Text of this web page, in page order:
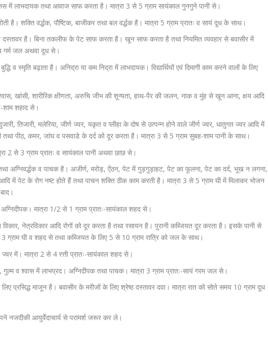
में लाभदायक तथा आवाज साफ करता है। मात्रा 3 से 5 ग्राम सायंकाल गुनगुने पानी से।
है। शक्ति वर्द्धक, पौष्टिक, बाजीकर तथा बल वर्द्धक है। मात्रा 5 ग्राम प्रातः व सायं दूध के साथ।
दस्तावर है। बिना तकलीफ के पेट साफ करता है। खून साफ करता है तथा नियमित व्यवहार से बवासीर में
गर्म जल अथवा दूध से।
व स्मृति बढ़ाता है। अनिद्रा या कम निद्रा में लाभदायक। विद्यार्थियों एवं दिमागी काम करने वालों के लिए
खांसी, शारीरिक क्षीणता, अरुचि जीभ की शून्यता, हाथ-पैर की जलन, नाक व मुंह से खून आना, क्षय आदि
शाम शहाद से।
तिजारी, मलेरिया, जीर्ण ज्वर, यकृत व प्लीहा के दोष से उत्पन्न होने वाले जीर्ण ज्वर, धातुगत ज्वर आदि में
पीठ, कमर, जांघ व पसवाडे के दर्द को दूर करता है। मात्रा 3 से 5 ग्राम सुबह-शाम पानी के साथ।
2 से 3 ग्राम प्रातः व सायंकाल पानी अथवा छाछ से।
अग्निवर्द्धक व पाचक है। अजीर्ण, मरोड़, ऐंठन, पेट में गुड़गुड़ाहट, पेट का फूलना, पेट का दर्द, भूख न लगना,
में पेट के रोग नष्ट होते हैं तथा पाचन शक्ति ठीक काम करती है। मात्रा 3 से 5 ग्राम घी में मिलाकर भोजन
मात्रा 1/2 से 1 ग्राम प्रातः-सायंकाल शहद से।
नेत्रविकार आदि रोगों को दूर करता है तथा रसायन है। पुरानी कब्जियत दूर करता है। इसके पानी से
ग्राम घी व शहद से तथा कब्जियत के लिए 5 से 10 ग्राम रात्रि को जल के साथ।
में। मात्रा 2 से 4 रत्ती प्रातः-सायंकाल शहद से।
गुल्म व श्वास में लाभप्रद। अग्निदीपक तथा पाचक। मात्रा 3 ग्राम प्रातः-सायं गरम जल से।
प्रसिद्ध माजून है। बवासीर के मरीजों के लिए श्रेष्ठ दस्तावर दवा। मात्रा रात को सोते समय 10 ग्राम दूध
नजदीकी आयुर्वेदाचार्य से परामर्श जरूर कर ले।